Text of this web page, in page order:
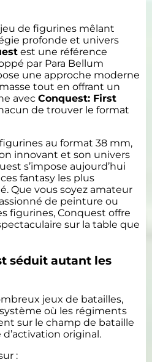
de figurines mêlant
profonde et univers
est une référence
par Para Bellum
une approche moderne
tout en offrant un
avec Conquest: First
de trouver le format
au format 38 mm,
innovant et son univers
s’impose aujourd’hui
fantasy les plus
Que vous soyez amateur
de peinture ou
figurines, Conquest offre
sur la table que
séduit autant les
jeux de batailles,
où les régiments
sur le champ de bataille
original.
: